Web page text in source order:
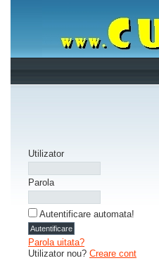
Utilizator
Parola
Autentificare automata!
Parola uitata?
Utilizator nou? Creare cont